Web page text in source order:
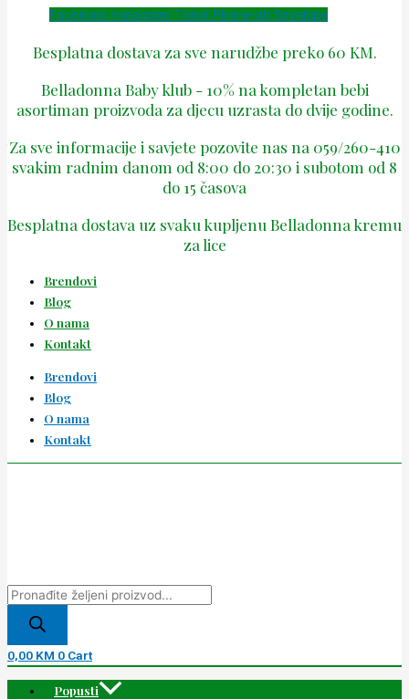
Facebook Instagram Tiktok Phone-alt Envelope
Besplatna dostava za sve narudžbe preko 60 KM.
Belladonna Baby klub - 10% na kompletan bebi
asortiman proizvoda za djecu uzrasta do dvije godine.
Za sve informacije i savjete pozovite nas na 059/260-410
svakim radnim danom od 8:00 do 20:30 i subotom od 8
do 15 časova
Besplatna dostava uz svaku kupljenu Belladonna kremu
za lice
Brendovi
Blog
O nama
Kontakt
Brendovi
Blog
O nama
Kontakt
0,00 KM 0 Cart
Popusti